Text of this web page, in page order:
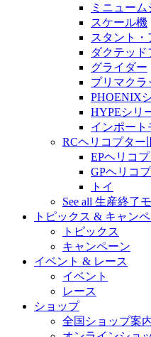
ミニュー
スケール機
スタント・
ダクテッ
グライダー
プリマクラ
PHOENIX
HYPEシリ
インポート
RCヘリコプター
EPヘリコ
GPヘリコ
トイ
See all 生産終了
トピックス & キャン
トピックス
キャンペーン
イベント & レース
イベント
レース
ショップ
全国ショップ案